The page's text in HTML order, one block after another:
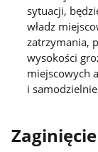
sytuacji,
władz
zatrzymania,
wysokości
miejscowych
i
Zaginięcie